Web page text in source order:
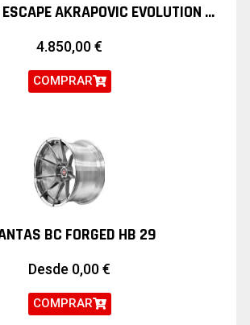
SISTEMA DE ESCAPE AKRAPOVIC EVOLUTION LINE TITANIO BMW Z4 G29 M40I
4.850,00€
COMPRAR
BC FORGED HB 29
Desde 0,00€
COMPRAR